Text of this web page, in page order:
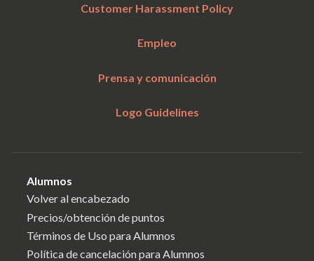
Customer Harassment Policy
Empleo
Prensa y comunicación
Logo Guidelines
Alumnos
Volver al encabezado
Precios/obtención de puntos
Términos de Uso para Alumnos
Política de cancelación para Alumnos